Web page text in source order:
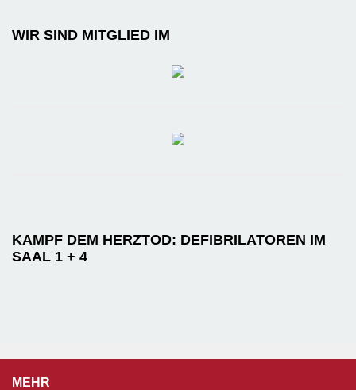
WIR SIND MITGLIED IM
KAMPF DEM HERZTOD: DEFIBRILATOREN IM
SAAL 1 + 4
MEHR